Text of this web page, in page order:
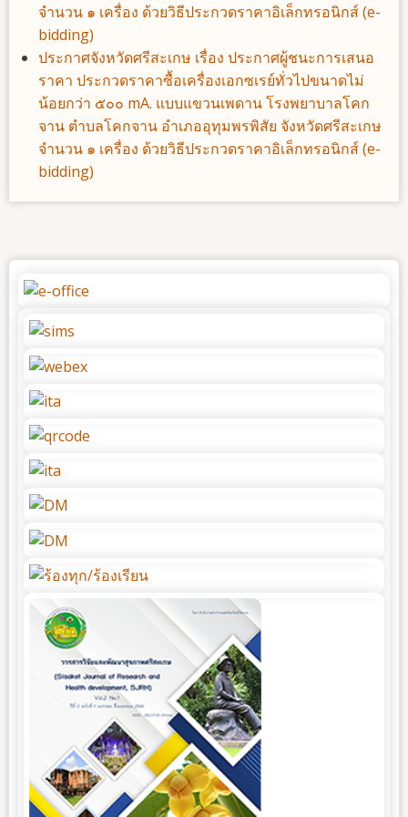
จำนวน ๑ เครื่อง ด้วยวิธีประกวดราคาอิเล็กทรอนิกส์ (e-
bidding)
ประกาศจังหวัดศรีสะเกษ เรื่อง ประกาศผู้ชนะการเสนอ
ราคา ประกวดราคาซื้อเครื่องเอกซเรย์ทั่วไปขนาดไม่
น้อยกว่า ๕๐๐ mA. แบบแขวนเพดาน โรงพยาบาลโคก
จาน ตำบลโคกจาน อำเภออุทุมพรพิสัย จังหวัดศรีสะเกษ
จำนวน ๑ เครื่อง ด้วยวิธีประกวดราคาอิเล็กทรอนิกส์ (e-
bidding)